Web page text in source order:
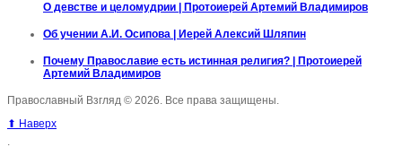
О девстве и целомудрии | Протоиерей Артемий Владимиров
Об учении А.И. Осипова | Иерей Алексий Шляпин
Почему Православие есть истинная религия? | Протоиерей
Артемий Владимиров
Православный Взгляд © 2026. Все права защищены.
⬆ Наверх